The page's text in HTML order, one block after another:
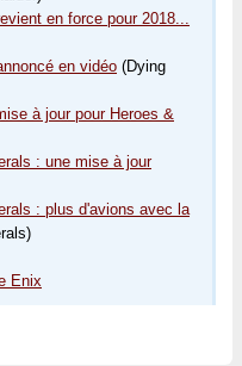
en force pour 2018...
en vidéo (Dying
à jour pour Heroes &
: une mise à jour
: plus d'avions avec la
Enix